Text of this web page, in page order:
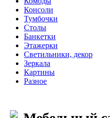
Консоли
Тумбочки
Столы
Банкетки
Этажерки
Светильники, декор
Зеркала
Картины
Разное